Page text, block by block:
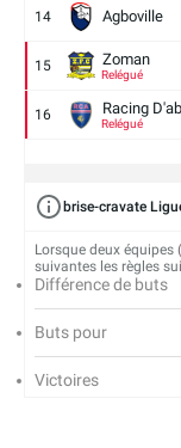
14 Agboville
15 Zoman
Relégué
16 Racing
Relégué
brise-cravate
Lorsque deux
suivantes les règles
Différence de buts
Buts pour
Victoires